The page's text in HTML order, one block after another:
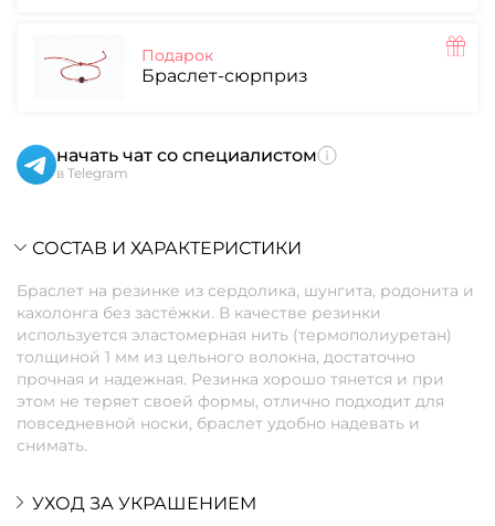
Подарок
Браслет-сюрприз
начать чат со специалистом
в Telegram
СОСТАВ И ХАРАКТЕРИСТИКИ
Браслет на резинке из сердолика, шунгита, родонита и
кахолонга без застёжки. В качестве резинки
используется эластомерная нить (термополиуретан)
толщиной 1 мм из цельного волокна, достаточно
прочная и надежная. Резинка хорошо тянется и при
этом не теряет своей формы, отлично подходит для
повседневной носки, браслет удобно надевать и
снимать.
УХОД ЗА УКРАШЕНИЕМ